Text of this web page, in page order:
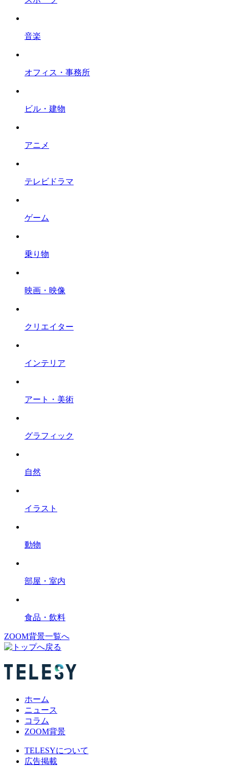
音楽
オフィス・事務所
ビル・建物
アニメ
テレビドラマ
ゲーム
乗り物
映画・映像
クリエイター
インテリア
アート・美術
グラフィック
自然
イラスト
動物
部屋・室内
食品・飲料
ZOOM背景一覧へ
ホーム
ニュース
コラム
ZOOM背景
TELESYについて
広告掲載